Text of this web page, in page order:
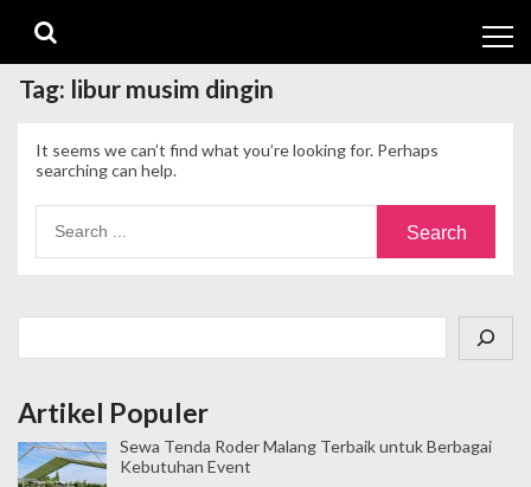
navigation
content
Tag: libur musim dingin
It seems we can’t find what you’re looking for. Perhaps
searching can help.
for:
Artikel Populer
Sewa Tenda Roder Malang Terbaik untuk Berbagai
Kebutuhan Event